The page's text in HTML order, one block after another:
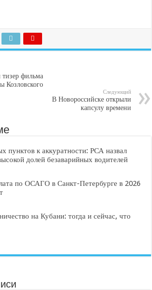
фильма
Козловского
Следующий
В Новороссийске открыли
капсулу времени
пунктов к аккуратности: РСА назвал
долей безаварийных водителей
по ОСАГО в Санкт-Петербурге в 2026
на Кубани: тогда и сейчас, что